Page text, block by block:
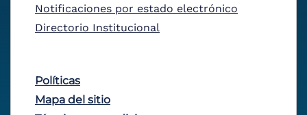
Notificaciones por estado electrónico
Directorio Institucional
Políticas
Mapa del sitio